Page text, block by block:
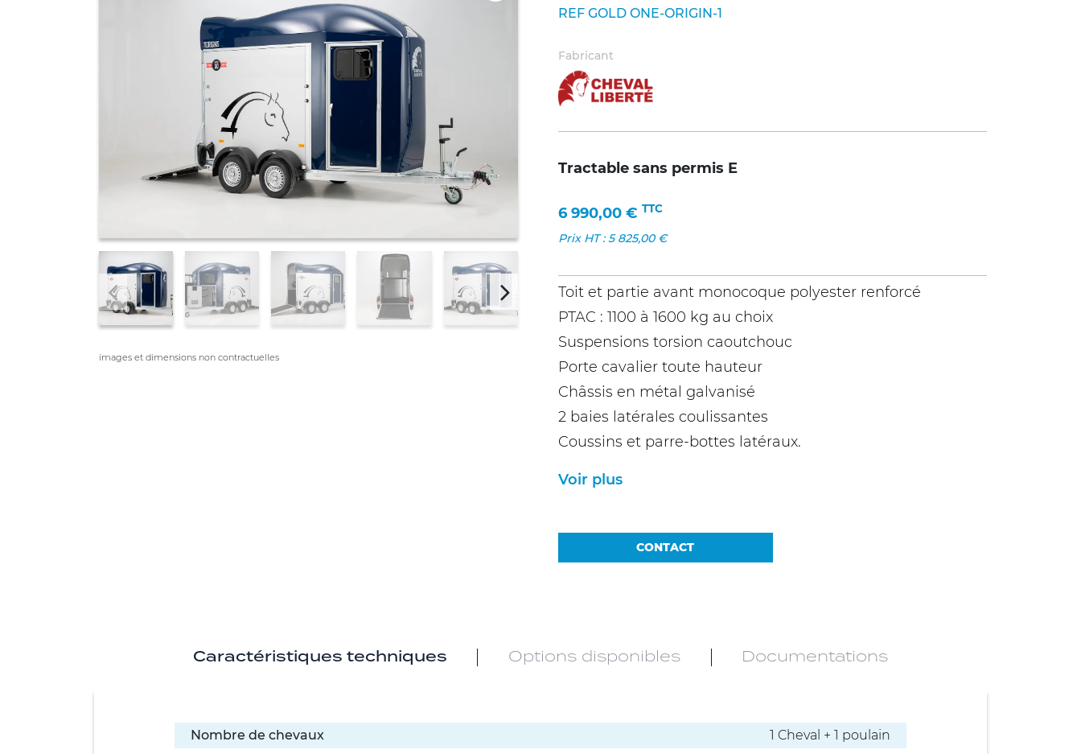
images et dimensions non contractuelles
REF GOLD ONE-ORIGIN-1
Fabricant
Tractable sans permis E
6 990,00€ TTC
Prix HT :5 825,00€
Toit et partie avant monocoque polyester renforcé
PTAC : 1100 à 1600 kg au choix
Suspensions torsion caoutchouc
Porte cavalier toute hauteur
Châssis en métal galvanisé
2 baies latérales coulissantes
Coussins et parre-bottes latéraux.
Voir plus
CONTACT
Caractéristiques techniques Options disponibles Documentations
Nombre de chevaux
1 Cheval + 1 poulain